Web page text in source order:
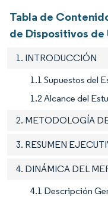
Tabla de
de Dispositivos de
1. INTRODUCCIÓN
1.1 Supuestos del
1.2 Alcance del
2. METODOLOGÍA
3. RESUMEN
4. DINÁMICA DEL
4.1 Descripción